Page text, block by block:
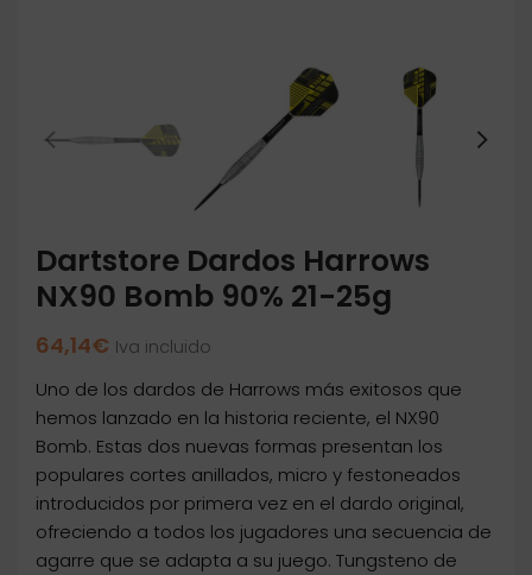
Dartstore Dardos Harrows
NX90 Bomb 90% 21-25g
64,14€ Iva incluido
Uno de los dardos de Harrows más exitosos que
hemos lanzado en la historia reciente, el NX90
Bomb. Estas dos nuevas formas presentan los
populares cortes anillados, micro y festoneados
introducidos por primera vez en el dardo original,
ofreciendo a todos los jugadores una secuencia de
agarre que se adapta a su juego. Tungsteno de